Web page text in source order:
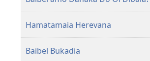
Trensleisen
Buka
Helaga
Hamatamaia Herevana
Baibel Bukadia